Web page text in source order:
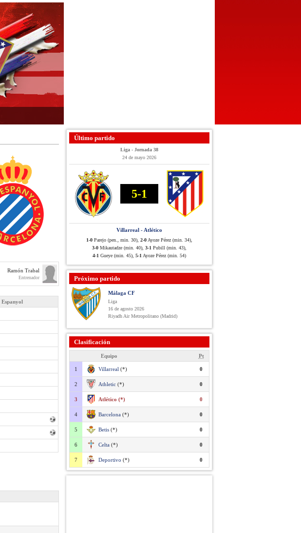
Ramón Trabal
Entrenador
Espanyol
Último partido
Liga - Jornada 38
24 de mayo 2026
5-1
Villarreal - Atlético
1-0 Parejo (pen., min. 30), 2-0 Ayoze Pérez (min. 34),
3-0 Mikautadze (min. 40), 3-1 Pubill (min. 43),
4-1 Gueye (min. 45), 5-1 Ayoze Pérez (min. 54)
Próximo partido
Málaga CF
Liga
16 de agosto 2026
Riyadh Air Metropolitano (Madrid)
Clasificación
Equipo Pt
1 Villarreal (*) 0
2 Athletic (*) 0
3 Atlético (*) 0
4 Barcelona (*) 0
5 Betis (*) 0
6 Celta (*) 0
7 Deportivo (*) 0